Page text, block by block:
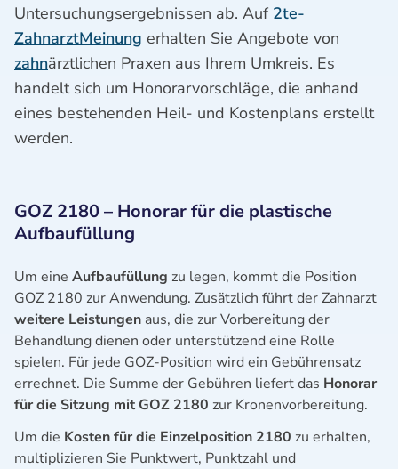
Untersuchungsergebnissen ab. Auf 2te-
ZahnarztMeinung erhalten Sie Angebote von
zahnärztlichen Praxen aus Ihrem Umkreis. Es
handelt sich um Honorarvorschläge, die anhand
eines bestehenden Heil- und Kostenplans erstellt
werden.
GOZ 2180 – Honorar für die plastische
Aufbaufüllung
Um eine Aufbaufüllung zu legen, kommt die Position
GOZ 2180 zur Anwendung. Zusätzlich führt der Zahnarzt
weitere Leistungen aus, die zur Vorbereitung der
Behandlung dienen oder unterstützend eine Rolle
spielen. Für jede GOZ-Position wird ein Gebührensatz
errechnet. Die Summe der Gebühren liefert das Honorar
für die Sitzung mit GOZ 2180 zur Kronenvorbereitung.
Um die Kosten für die Einzelposition 2180 zu erhalten,
multiplizieren Sie Punktwert, Punktzahl und